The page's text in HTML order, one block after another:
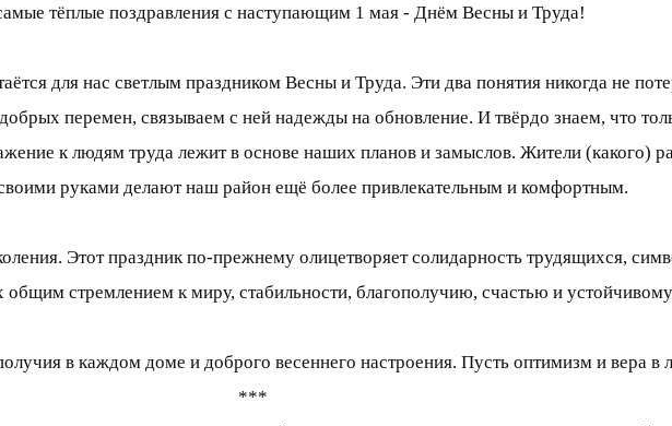
тёплые поздравления с наступающим 1 мая - Днём Весны и Труда!
для нас светлым праздником Весны и Труда. Эти два понятия никогда не
перемен, связываем с ней надежды на обновление. И твёрдо знаем, что
к людям труда лежит в основе наших планов и замыслов. Жители (какого)
руками делают наш район ещё более привлекательным и комфортным.
Этот праздник по-прежнему олицетворяет солидарность трудящихся,
общим стремлением к миру, стабильности, благополучию, счастью и
в каждом доме и доброго весеннего настроения. Пусть оптимизм и вера в
***